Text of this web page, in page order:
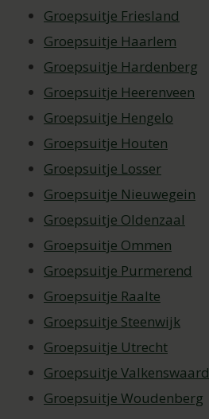
Groepsuitje Friesland
Groepsuitje Haarlem
Groepsuitje Hardenberg
Groepsuitje Heerenveen
Groepsuitje Hengelo
Groepsuitje Houten
Groepsuitje Losser
Groepsuitje Nieuwegein
Groepsuitje Oldenzaal
Groepsuitje Ommen
Groepsuitje Purmerend
Groepsuitje Raalte
Groepsuitje Steenwijk
Groepsuitje Utrecht
Groepsuitje Valkenswaard
Groepsuitje Woudenberg